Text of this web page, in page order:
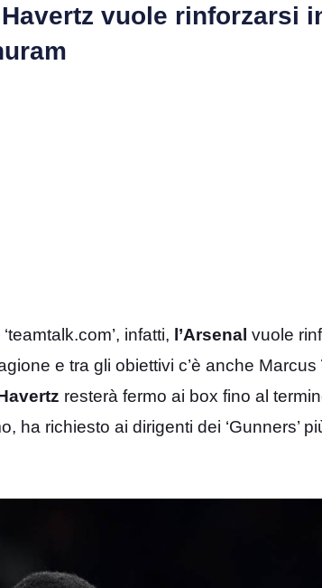
vuole rinforzarsi
infatti, l’Arsenal vuole
e tra gli obiettivi c’è anche Marcus
resterà fermo ai box fino al
ha richiesto ai dirigenti dei ‘Gunners’